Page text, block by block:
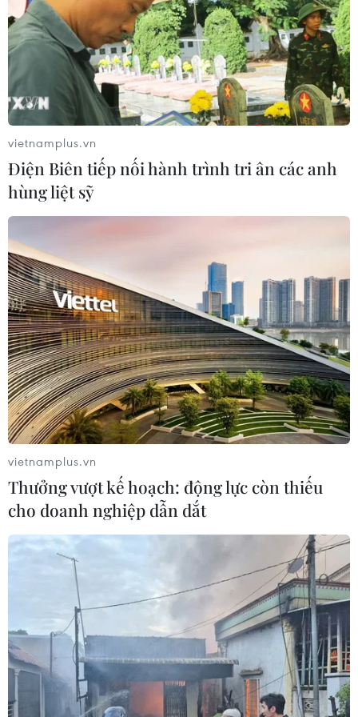
50.000 người dân
07/08/2026 05:33
Phó Chủ tịch nước: Đánh giá thi đua
theo kết quả, sản phẩm và hiệu quả
thực tế
07/08/2026 05:03
Kiểm soát rác thải từ nguồn - Giải
pháp bảo vệ kênh rạch TP Hồ Chí
Minh trong mùa mưa
07/08/2026 04:47
Khắc phục “thẻ vàng” IUU ở Vĩnh
Long: Siết chặt quản lý nghề cá
07/08/2026 04:41
Miền Bắc giảm mưa từ đêm
nay, cuối tuần chuyển nắng nóng
Tiến "Bịp" hầu tòa trong vụ
án tổ chức sử dụng trái phép chất ma
07/08/2026 04:40
Cần xử lý dứt điểm việc tập kết gỗ ở
hành lang an toàn giao thông Quốc
lộ 22B
vietnamplus.vn
Điện Biên tiếp nối hành trình tri ân các anh
hùng liệt sỹ
vietnamplus.vn
Thưởng vượt kế hoạch: động lực còn thiếu
cho doanh nghiệp dẫn dắt